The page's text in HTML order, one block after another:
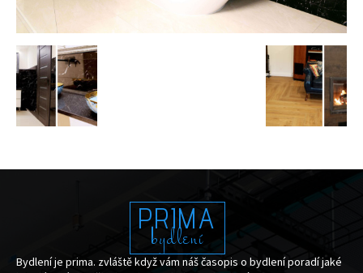
PRIMA
bydlení
Bydlení je prima. zvláště když vám náš časopis o bydlení poradí jaké